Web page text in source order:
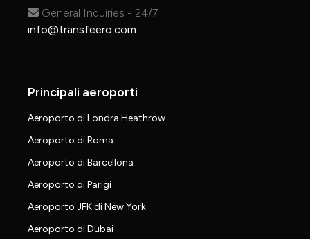
General Inquiries - 24/7
info@transfeero.com
Principali aeroporti
Aeroporto di Londra Heathrow
Aeroporto di Roma
Aeroporto di Barcellona
Aeroporto di Parigi
Aeroporto JFK di New York
Aeroporto di Dubai